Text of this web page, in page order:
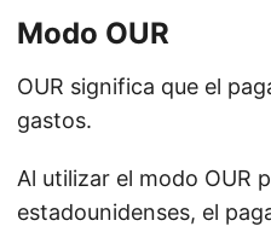
Modo OUR
OUR significa que el
gastos.
Al utilizar el modo OUR
estadounidenses, el